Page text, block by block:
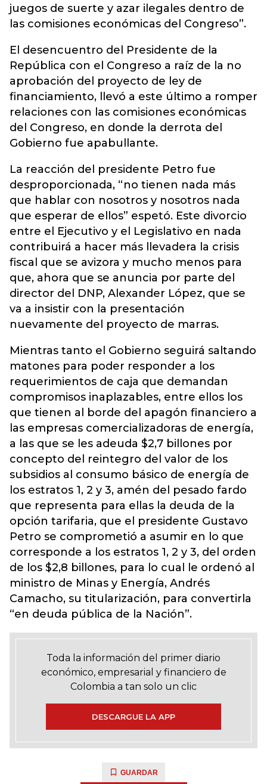
juegos de suerte y azar ilegales dentro de
las comisiones económicas del Congreso”.
El desencuentro del Presidente de la
República con el Congreso a raíz de la no
aprobación del proyecto de ley de
financiamiento, llevó a este último a romper
relaciones con las comisiones económicas
del Congreso, en donde la derrota del
Gobierno fue apabullante.
La reacción del presidente Petro fue
desproporcionada, “no tienen nada más
que hablar con nosotros y nosotros nada
que esperar de ellos” espetó. Este divorcio
entre el Ejecutivo y el Legislativo en nada
contribuirá a hacer más llevadera la crisis
fiscal que se avizora y mucho menos para
que, ahora que se anuncia por parte del
director del DNP, Alexander López, que se
va a insistir con la presentación
nuevamente del proyecto de marras.
Mientras tanto el Gobierno seguirá saltando
matones para poder responder a los
requerimientos de caja que demandan
compromisos inaplazables, entre ellos los
que tienen al borde del apagón financiero a
las empresas comercializadoras de energía,
a las que se les adeuda $2,7 billones por
concepto del reintegro del valor de los
subsidios al consumo básico de energía de
los estratos 1, 2 y 3, amén del pesado fardo
que representa para ellas la deuda de la
opción tarifaria, que el presidente Gustavo
Petro se comprometió a asumir en lo que
corresponde a los estratos 1, 2 y 3, del orden
de los $2,8 billones, para lo cual le ordenó al
ministro de Minas y Energía, Andrés
Camacho, su titularización, para convertirla
“en deuda pública de la Nación”.
Toda la información del primer diario
económico, empresarial y financiero de
Colombia a tan solo un clic
DESCARGUE LA APP
GUARDAR